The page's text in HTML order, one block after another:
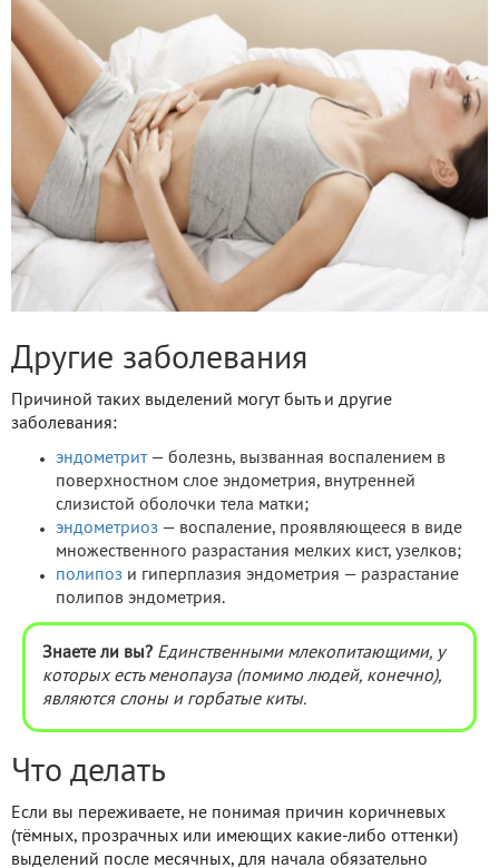
Другие заболевания
Причиной таких выделений могут быть и другие
заболевания:
эндометрит— болезнь, вызванная воспалением в
поверхностном слое эндометрия, внутренней
слизистой оболочки тела матки;
эндометриоз — воспаление, проявляющееся в виде
множественного разрастания мелких кист, узелков;
полипоз и гиперплазия эндометрия — разрастание
полипов эндометрия.
Знаете ли вы? Единственными млекопитающими, у
которых есть менопауза (помимо людей, конечно),
являются слоны и горбатые киты.
Что делать
Если вы переживаете, не понимая причин коричневых
(тёмных, прозрачных или имеющих какие-либо оттенки)
выделений после месячных, для начала обязательно